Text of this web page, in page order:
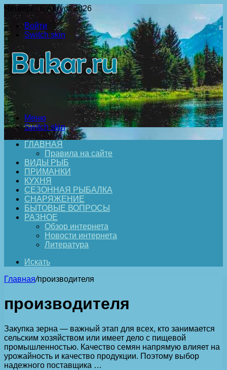
Четверг , 6 Август 2026
Войти
Switch skin
Меню
Switch skin
ГЛАВНАЯ
Правила на сайте
ВИДЫ РЫБ
ПРИМАНКИ
КУХНЯ
СЕЗОННАЯ РЫБАЛКА
СНАРЯЖЕНИЕ
БЫТОВЫЕ ВОПРОСЫ
РАЗНОЕ
Обзор интернета
Новости интернета
Литература
Искать
Главная/производителя
производителя
Закупка зерна — важный этап для всех, кто занимается
сельским хозяйством или имеет дело с пищевой
промышленностью. Качество семян напрямую влияет на
урожайность и качество продукции. Поэтому выбор
надежного поставщика …